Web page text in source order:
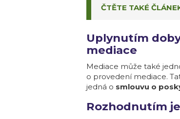
ČTĚTE TAKÉ
Uplynutím
mediace
Mediace může také
o provedení mediace.
jedná o smlouvu o
Rozhodnutím